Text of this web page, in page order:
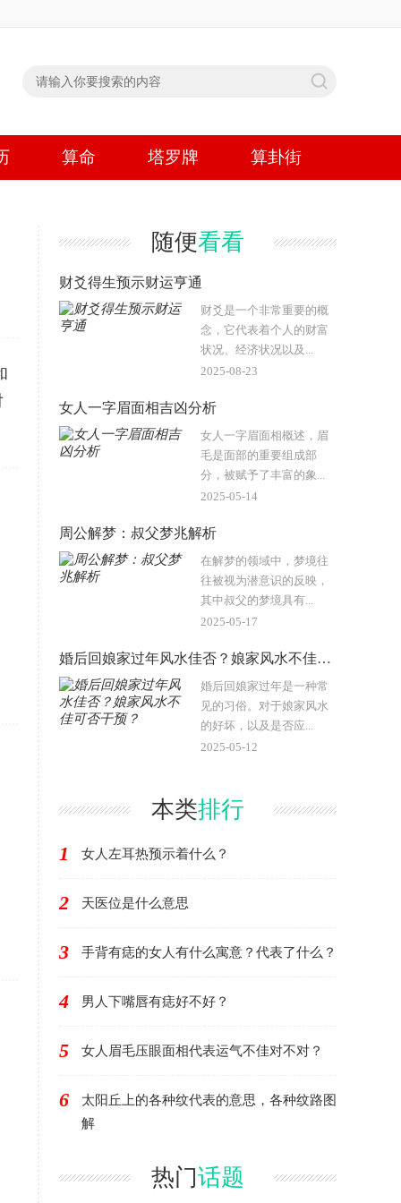
算命 塔罗牌 算卦街
随便看看
财爻得生预示财运亨通
财爻是一个非常重要的概
念，它代表着个人的财富
状况、经济状况以及...
2025-08-23
女人一字眉面相吉凶分析
女人一字眉面相概述，眉
毛是面部的重要组成部
分，被赋予了丰富的象...
2025-05-14
周公解梦：叔父梦兆解析
在解梦的领域中，梦境往
往被视为潜意识的反映，
其中叔父的梦境具有...
2025-05-17
婚后回娘家过年风水佳否？娘家风水不佳可否干预？
婚后回娘家过年是一种常
见的习俗。对于娘家风水
的好坏，以及是否应...
2025-05-12
本类排行
1 女人左耳热预示着什么？
2 天医位是什么意思
3 手背有痣的女人有什么寓意？代表了什么？
4 男人下嘴唇有痣好不好？
5 女人眉毛压眼面相代表运气不佳对不对？
6
太阳丘上的各种纹代表的意思，各种纹路图
解
热门话题